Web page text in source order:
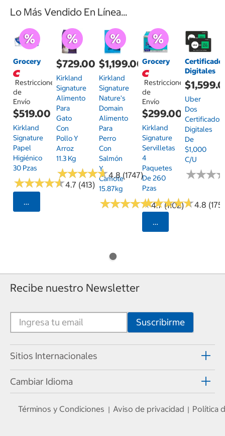
Lo Más Vendido En Línea...
Grocery
Restricciones
de
Envío
$519.00
Kirkland
Signature
Papel
Higiénico
30 Pzas
★★★★★
★★★★★4.7 (413)
Seleccionar Código Postal
$729.00
Kirkland
Signature
Alimento
Para
Gato
Con
Pollo Y
Arroz
11.3 Kg
★★★★★
★★★★★4.8 (1747)
$1,199.00
Kirkland
Signature
Nature's
Domain
Alimento
Para
Perro
Con
Salmón
Y
Camote
15.87kg
★★★★★
★★★★★4.7 (1102)
Grocery
Restricciones
de
Envío
$299.00
Kirkland
Signature
Servilletas
4
Paquetes
De 260
Pzas
★★★★★
★★★★★4.8 (175)
Seleccionar
Digitales
Uber
Dos
Certificados
Digitales
De
$1,000
C/u
★★★
★★★
Recibe nuestro Newsletter
Sitios Internacionales
Cambiar Idioma
Términos y Condiciones | Aviso de privacidad | Política